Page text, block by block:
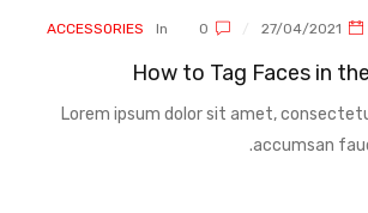
In
ACCESSORIES
How to Tag Faces in
Lorem ipsum dolor sit amet,
accumsan